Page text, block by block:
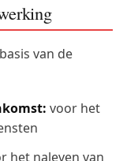
van de
voor het
het naleven van